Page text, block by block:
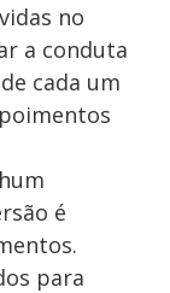
no
a conduta
cada um
é
para